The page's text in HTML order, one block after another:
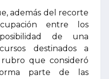
además del recorte
entre los
de una
destinados a
que consideró
parte de las